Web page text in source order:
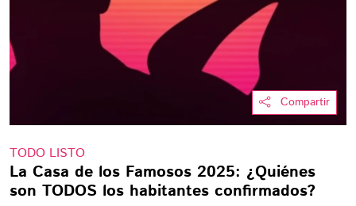
Compartir
TODO LISTO
La Casa de los Famosos 2025: ¿Quiénes
son TODOS los habitantes confirmados?